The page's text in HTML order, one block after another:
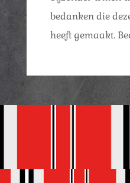
bedanken die
heeft gemaakt.